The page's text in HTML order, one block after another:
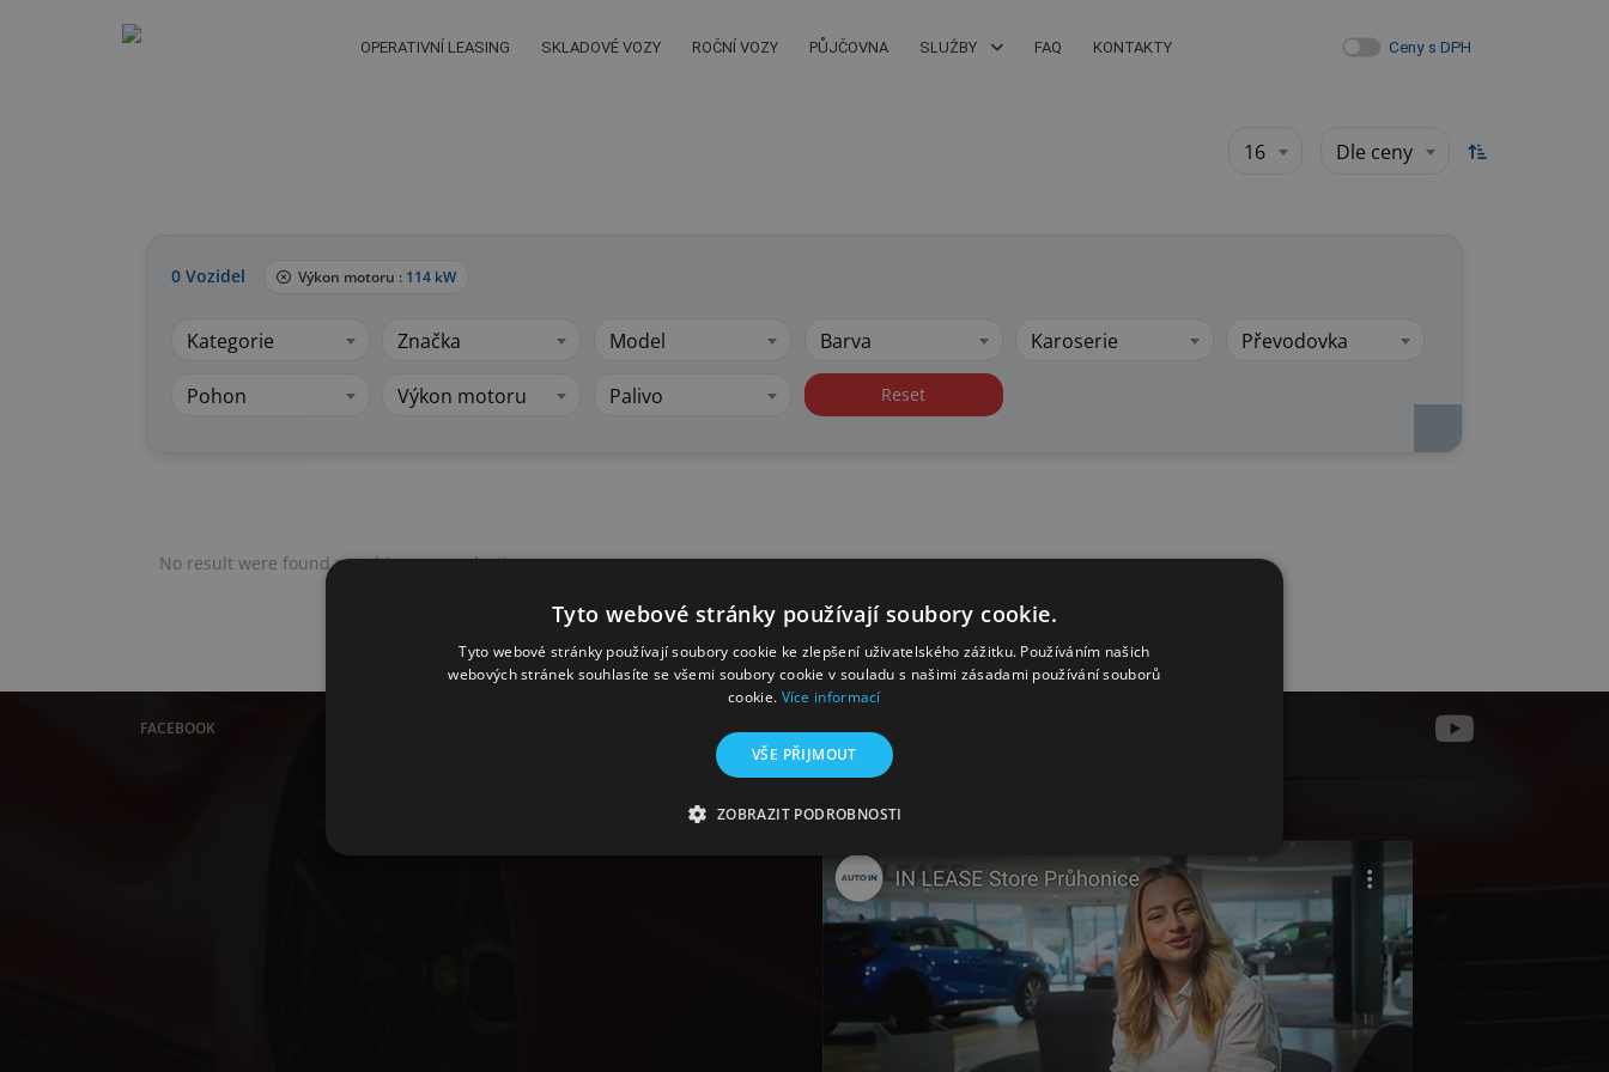
OPERATIVNÍ LEASING SKLADOVÉ VOZY ROČNÍ VOZY PŮJČOVNA SLUŽBY FAQ KONTAKTY Ceny s DPH
16 Dle ceny
0 Vozidel Výkon motoru : 114 kW
Kategorie Značka Model Barva Karoserie Převodovka
Pohon Výkon motoru Palivo Reset
No result were found matching your selection.
FACEBOOK YOUTUBE
Tyto webové stránky používají soubory cookie.
Tyto webové stránky používají soubory cookie ke zlepšení uživatelského zážitku. Používáním našich
webových stránek souhlasíte se všemi soubory cookie v souladu s našimi zásadami používání souborů
cookie. Více informací
VŠE PŘIJMOUT
ZOBRAZIT PODROBNOSTI